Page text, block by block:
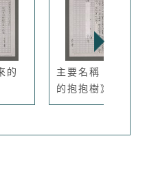
的
主要名稱：《水柳村
的抱抱樹》...